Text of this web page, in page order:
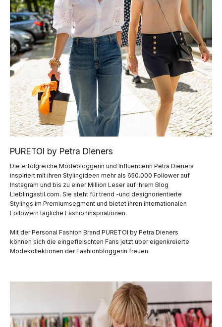
PURETOI by Petra Dieners
Die erfolgreiche Modebloggerin und Influencerin Petra Dieners
inspiriert mit ihren Stylingideen mehr als 650.000 Follower auf
Instagram und bis zu einer Million Leser auf ihrem Blog
Lieblingsstil.com. Sie steht für trend -und designorientierte
Stylings im Premiumsegment und bietet ihren internationalen
Followern tägliche Fashioninspirationen.
Mit der Personal Fashion Brand PURETOI by Petra Dieners
können sich die eingefleischten Fans jetzt über eigenkreierte
Modekollektionen der Fashionbloggerin freuen.